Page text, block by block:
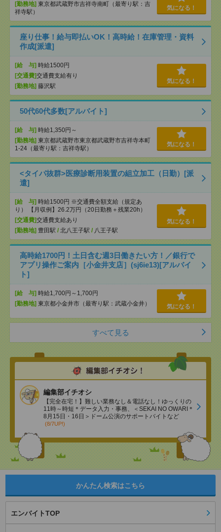
[勤務地] 東京都武蔵野市吉祥寺南町（最寄り駅：吉
祥寺駅）
気になる！
座り仕事！給与即払いOK！高時給！在庫管理・資料
作成[派遣]
[給 与] 時給1500円
[交通費]交通費支給有り
[勤務地] 藤沢駅
気になる！
50代60代多数[アルバイト]
[給 与] 時給1,350円～
[勤務地] 東京都武蔵野市東京都武蔵野市吉祥寺本町
1-24（最寄り駅：吉祥寺駅）
気になる！
<タイパ抜群>医療診断用装置の組立加工（日勤）[派
遣]
[給 与] 時給1500円 ※交通費全額支給（規定あ
り） 【月収例】26.2万円（20日勤務＋残業20h）
[交通費]交通費支給あり
[勤務地] 豊田駅 / 北八王子駅 / 八王子駅
気になる！
高時給1700円！土日含む週3日働きたい方！／銀行で
アプリ操作ご案内［小金井支店］(sj6ie13)[アルバイ
ト]
[給 与] 時給1,700円～1,700円
[勤務地] 東京都小金井市（最寄り駅：武蔵小金井） 気になる！
すべて見る
編集部イチオシ
【完全在宅！】難しい業務なし＆電話なし！ゆっくりの
11時～時短＊データ入力・事務、＜SEKAI NO OWARI＊
8月15日・16日＞ドーム公演のサポートバイトなど
(8/7UP!)
かんたん検索はこちら
エンバイトTOP